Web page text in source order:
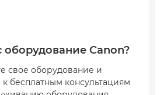
оборудование Canon?
свое оборудование и
к бесплатным консультациям